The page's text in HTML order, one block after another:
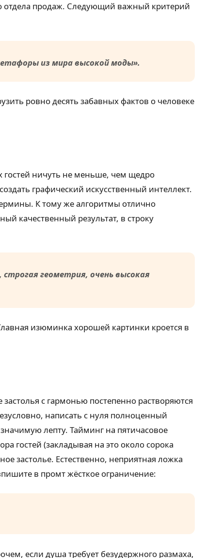
отдела продаж. Следующий важный критерий
из мира высокой моды».
ровно десять забавных фактов о человеке
ничуть не меньше, чем щедро
графический искусственный интеллект.
К тому же алгоритмы отлично
качественный результат, в строку
геометрия, очень высокая
изюминка хорошей картинки кроется в
с гармонью постепенно растворяются
написать с нуля полноценный
лепту. Тайминг на пятичасовое
гостей (закладывая на это около сорока
застолье. Естественно, неприятная ложка
в промт жёсткое ограничение:
если душа требует безудержного размаха,